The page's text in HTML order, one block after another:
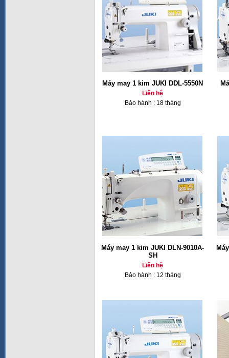
Máy may 1 kim JUKI DDL-5550N
Liên hệ
Bảo hành : 18 tháng
Máy may 1 kim JUKI DLN-9010A-
SH
Liên hệ
Bảo hành : 12 tháng